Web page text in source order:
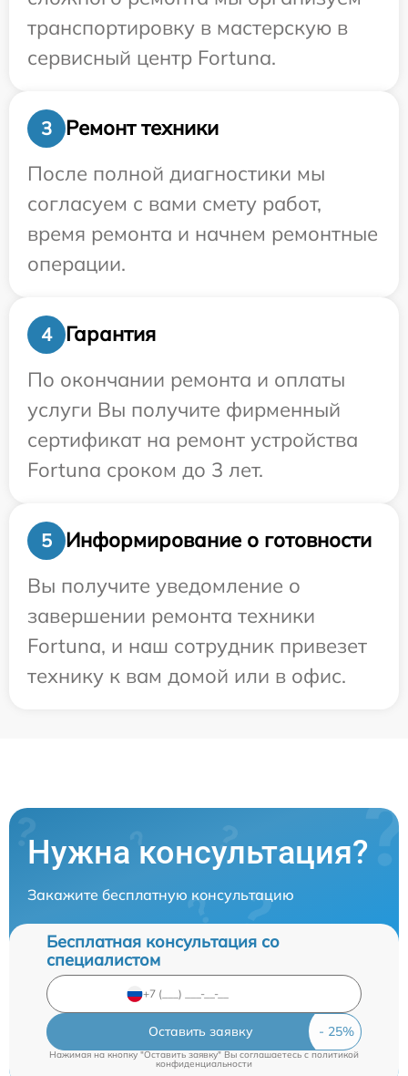
транспортировку в мастерскую в
сервисный центр Fortuna.
3
Ремонт техники
После полной диагностики мы
согласуем с вами смету работ,
время ремонта и начнем ремонтные
операции.
4
Гарантия
По окончании ремонта и оплаты
услуги Вы получите фирменный
сертификат на ремонт устройства
Fortuna сроком до 3 лет.
5
Информирование о готовности
Вы получите уведомление о
завершении ремонта техники
Fortuna, и наш сотрудник привезет
технику к вам домой или в офис.
Нужна консультация?
Закажите бесплатную консультацию
Бесплатная консультация со
специалистом
Оставить заявку
Нажимая на кнопку "Оставить заявку" Вы соглашаетесь cполитикой
конфиденциальности